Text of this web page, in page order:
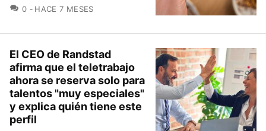
0 COMENTARIOS
HACE 7 MESES
El CEO de Randstad
afirma que el teletrabajo
ahora se reserva solo para
talentos "muy especiales"
y explica quién tiene este
perfil